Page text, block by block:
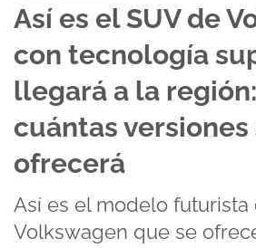
Así es el SUV de
con tecnología
llegará a la
cuántas versiones
ofrecerá
Así es el modelo futurista
Volkswagen que se